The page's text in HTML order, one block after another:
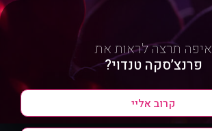
איפה תרצה לראות את
פרנצ’סקה טנדוי?